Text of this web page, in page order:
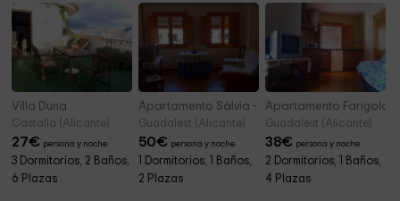
Villa Duna
Castalla (Alicante)
27€ persona y noche
3 Dormitorios, 2 Baños,
6 Plazas
Apartamento Sàlvia - El Salat
Guadalest (Alicante)
50€ persona y noche
1 Dormitorios, 1 Baños,
2 Plazas
Apartamento Farigola -
Guadalest (Alicante)
38€ persona y noche
2 Dormitorios, 1 Baños,
4 Plazas